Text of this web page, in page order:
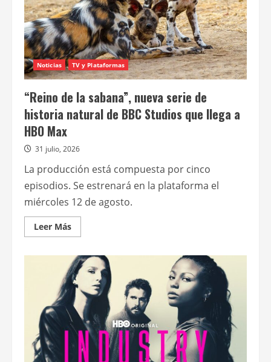
Noticias TV y Plataformas
“Reino de la sabana”, nueva serie de
historia natural de BBC Studios que llega a
HBO Max
31 julio, 2026
La producción está compuesta por cinco
episodios. Se estrenará en la plataforma el
miércoles 12 de agosto.
Leer MásLeer
más
“Reino
de
la
sabana”,
nueva
serie
de
historia
natural
de
BBC
Studios